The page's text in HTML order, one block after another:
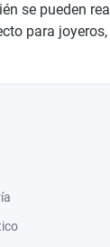
se pueden
para